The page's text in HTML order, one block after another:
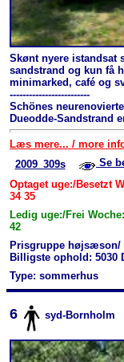
Skønt nyere istandsat
sandstrand og kun få
minimarked, café og
-------------------------
Schönes
Dueodde-Sandstrand
Læs mere... / more
2009_309s
Se
Optaget uge:/Besetzt
34 35
Ledig uge:/Frei
42
Prisgruppe højsæson/
Billigste ophold: 5030
Type: sommerhus
6 syd-Bornholm